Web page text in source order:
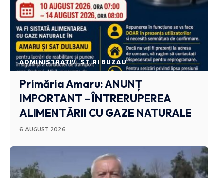
ADMINISTRATIV STIRI BUZAU
Primăria Amaru: ANUNȚ
IMPORTANT – ÎNTRERUPEREA
ALIMENTĂRII CU GAZE NATURALE
6 AUGUST 2026